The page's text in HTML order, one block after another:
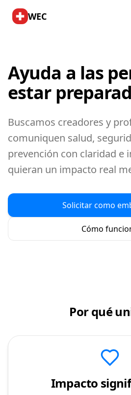
WEC
Ayuda a las
estar
Buscamos creadores y
comuniquen salud,
prevención con claridad
quieran un impacto real
Solicitar como
Cómo
Por qué
Impacto